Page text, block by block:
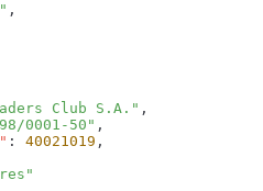
Club S.A."
0001-50"
: 40021019